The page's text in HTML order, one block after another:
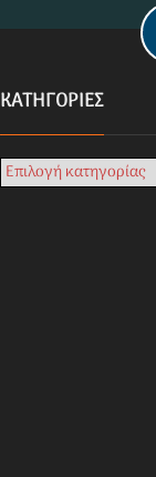
KΑΤΗΓΟΡΊΕΣ